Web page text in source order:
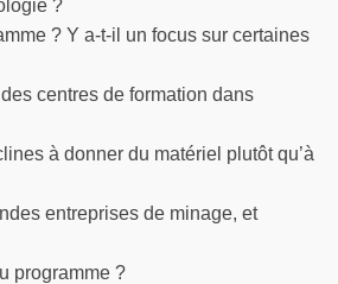
?
? Y a-t-il un focus sur certaines
centres de formation dans
à donner du matériel plutôt qu’à
entreprises de minage, et
programme ?